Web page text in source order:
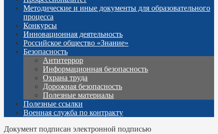
Методические и иные документы для образовательного
процесса
Конкурсы
Инновационная деятельность
Российское общество «Знание»
Безопасность
Антитеррор
Информационная безопасность
Охрана труда
Дорожная безопасность
Полезные материалы
Полезные ссылки
Военная служба по контракту
Документ подписан электронной подписью